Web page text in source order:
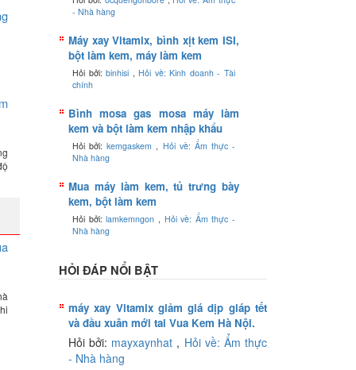
- Nhà hàng
Máy xay Vitamix, bình xịt kem ISI,
bột làm kem, máy làm kem
Hỏi bởi:binhisi ,Hỏi về: Kinh doanh - Tài
chính
Bình mosa gas mosa máy làm
kem và bột làm kem nhập khẩu
Hỏi bởi:kemgaskem
Hỏi về: Ẩm thực -
Nhà hàng
Mua máy làm kem, tủ trưng bày
kem, bột làm kem
Hỏi bởi:lamkemngon
Hỏi về: Ẩm thực -
Nhà hàng
HỎI ĐÁP NỔI BẬT
máy xay Vitamix giảm giá dịp giáp tết
và đầu xuân mới tai Vua Kem Hà Nội.
Hỏi bởi: mayxaynhat , Hỏi về: Ẩm thực
- Nhà hàng